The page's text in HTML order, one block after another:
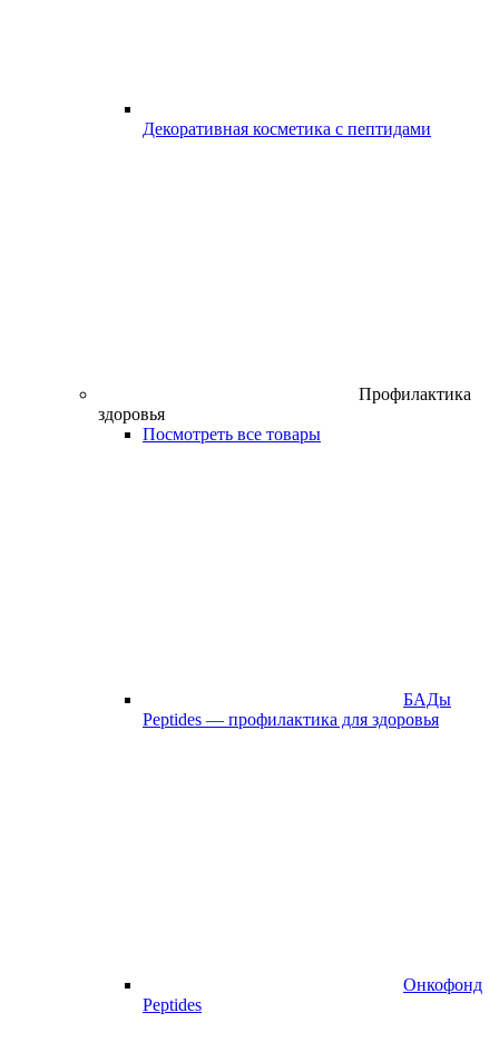
Декоративная косметика с пептидами
Профилактика
здоровья
Посмотреть все товары
БАДы
Peptides — профилактика для здоровья
Онкофонд
Peptides